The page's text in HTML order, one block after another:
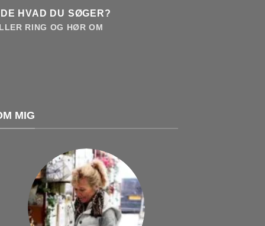
HVAD DU SØGER?
RING OG HØR OM
MIG